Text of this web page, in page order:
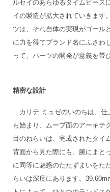
ルセイのあらゆるタイムピース
イの製造が拡大されていきます
ツは、それ自体の実現がゴール
に力を得てブランド名にふさわ
って、パーツの開発が意義を帯
精密な設計
カリテ ミュゼのいのちは、仕
ら始まり、ムーブ面のアーキテ
目のねらいは、完成されたタイ
背面から見た際にも、腕にまと
に同等に魅惑のたたずまいをた
らいは深度にあります。